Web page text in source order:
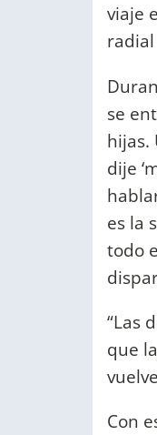
viaje
se
hijas.
dije
es la
todo
“Las
que
Con